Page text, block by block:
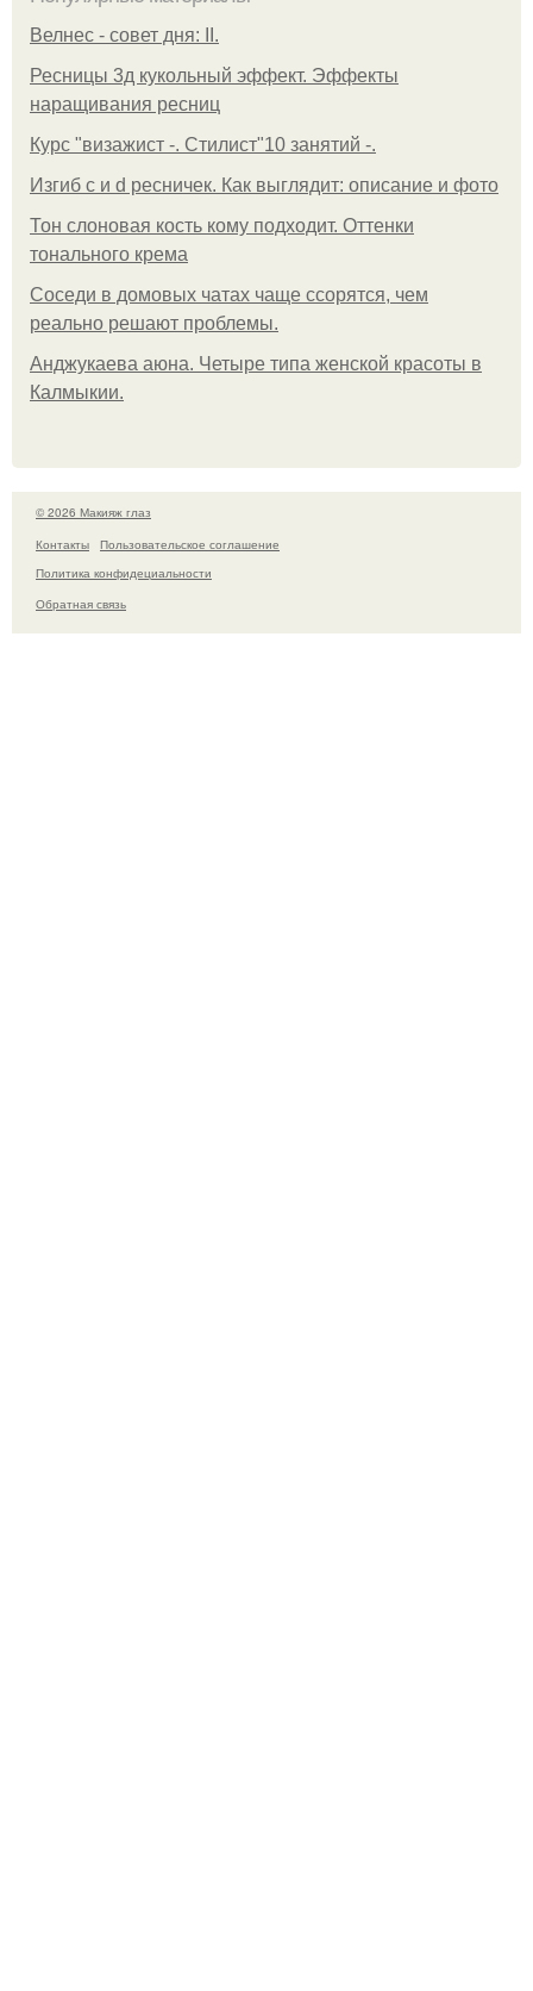
Велнес - совет дня: II.
Ресницы 3д кукольный эффект. Эффекты
наращивания ресниц
Курс "визажист -. Стилист"10 занятий -.
Изгиб c и d ресничек. Как выглядит: описание и фото
Тон слоновая кость кому подходит. Оттенки
тонального крема
Соседи в домовых чатах чаще ссорятся, чем
реально решают проблемы.
Анджукаева аюна. Четыре типа женской красоты в
Калмыкии.
© 2026 Макияж глаз
Контакты
Пользовательское соглашение
Политика конфидециальности
Обратная связь